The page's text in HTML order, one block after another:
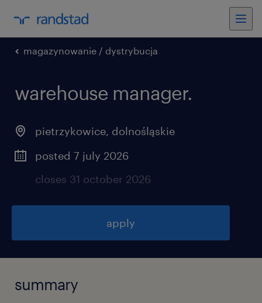
magazynowanie / dystrybucja
warehouse manager.
pietrzykowice, dolnośląskie
posted 7 july 2026
closes 31 october 2026
apply
summary